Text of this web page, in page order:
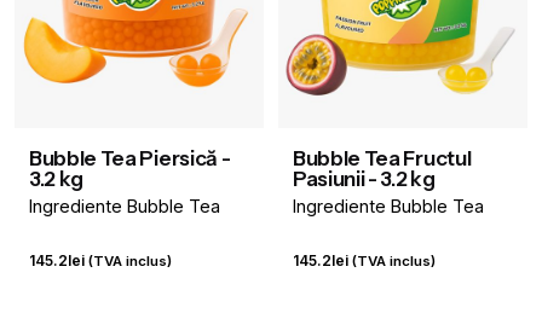
Bubble Tea Piersică -
3.2 kg
Ingrediente Bubble Tea
145.2lei (TVA inclus)
Bubble Tea Fructul
Pasiunii - 3.2 kg
Ingrediente Bubble Tea
145.2lei (TVA inclus)